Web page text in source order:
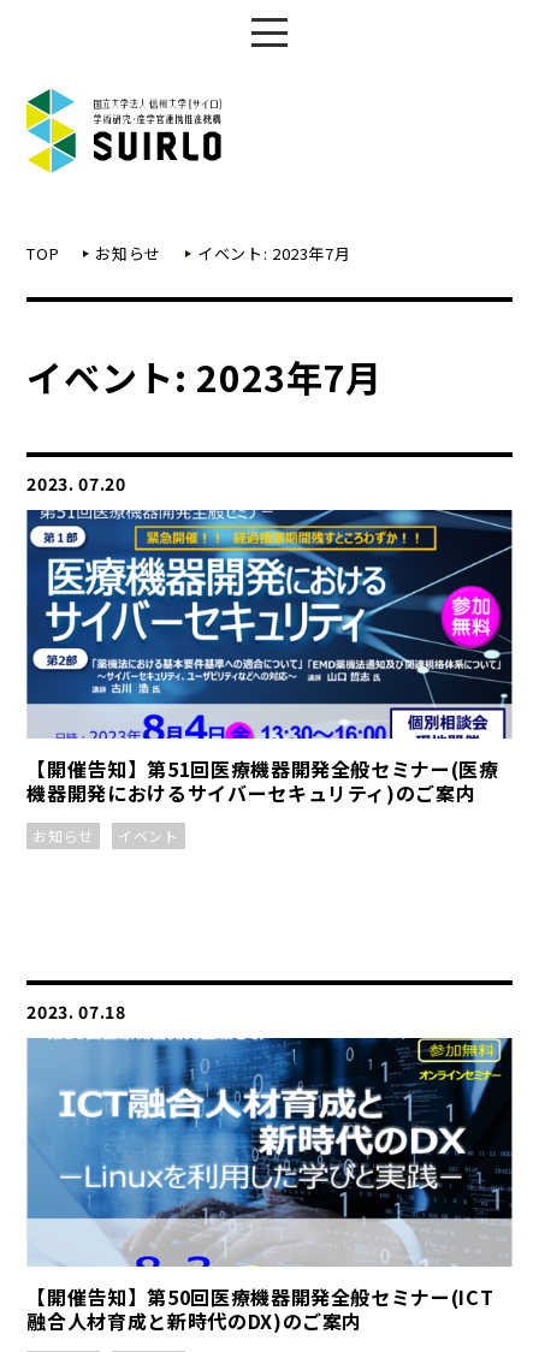
TOP お知らせ イベント: 2023年7月
イベント: 2023年7月
2023. 07.20
【開催告知】第51回医療機器開発全般セミナー(医療
機器開発におけるサイバーセキュリティ)のご案内
お知らせ イベント
2023. 07.18
【開催告知】第50回医療機器開発全般セミナー(ICT
融合人材育成と新時代のDX)のご案内